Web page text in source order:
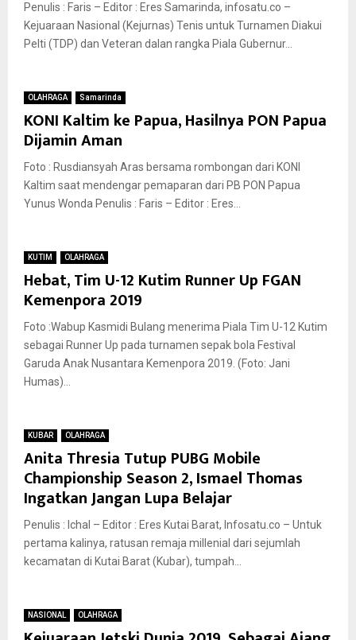
Penulis : Faris – Editor : Eres Samarinda, infosatu.co –
Kejuaraan Nasional (Kejurnas) Tenis untuk Turnamen Diakui
Pelti (TDP) dan Veteran dalan rangka Piala Gubernur...
OLAHRAGA Samarinda
KONI Kaltim ke Papua, Hasilnya PON Papua
Dijamin Aman
Foto : Rusdiansyah Aras bersama rombongan dari KONI
Kaltim saat mendengar pemaparan dari PB PON Papua
Yunus Wonda Penulis : Faris – Editor : Eres...
KUTIM OLAHRAGA
Hebat, Tim U-12 Kutim Runner Up FGAN
Kemenpora 2019
Foto :Wabup Kasmidi Bulang menerima Piala Tim U-12 Kutim
sebagai Runner Up pada turnamen sepak bola Festival
Garuda Anak Nusantara Kemenpora 2019. (Foto: Jani
Humas)...
KUBAR OLAHRAGA
Anita Thresia Tutup PUBG Mobile
Championship Season 2, Ismael Thomas
Ingatkan Jangan Lupa Belajar
Penulis : Ichal – Editor : Eres Kutai Barat, Infosatu.co – Untuk
pertama kalinya, ratusan remaja millenial dari sejumlah
kecamatan di Kutai Barat (Kubar), tumpah...
NASIONAL OLAHRAGA